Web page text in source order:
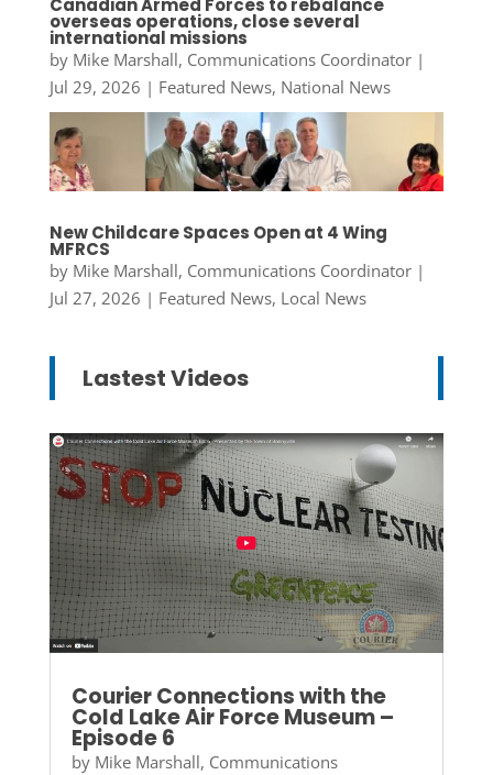
Canadian Armed Forces to rebalance
overseas operations, close several
international missions
by Mike Marshall, Communications Coordinator|
Jul 29, 2026 | Featured News, National News
New Childcare Spaces Open at 4 Wing
MFRCS
by Mike Marshall, Communications Coordinator|
Jul 27, 2026 | Featured News, Local News
Lastest Videos
Courier Connections with the
Cold Lake Air Force Museum –
Episode 6
by Mike Marshall, Communications